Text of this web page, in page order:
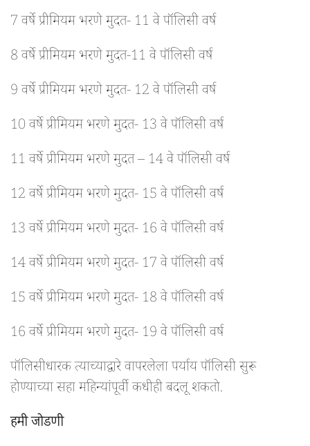
7 वर्षे प्रीमियम भरणे मुदत- 11 वे पॉलिसी वर्ष
8 वर्षे प्रीमियम भरणे मुदत-11 वे पॉलिसी वर्ष
9 वर्षे प्रीमियम भरणे मुदत- 12 वे पॉलिसी वर्ष
10 वर्षे प्रीमियम भरणे मुदत- 13 वे पॉलिसी वर्ष
11 वर्षे प्रीमियम भरणे मुदत – 14 वे पॉलिसी वर्ष
12 वर्षे प्रीमियम भरणे मुदत- 15 वे पॉलिसी वर्ष
13 वर्षे प्रीमियम भरणे मुदत- 16 वे पॉलिसी वर्ष
14 वर्षे प्रीमियम भरणे मुदत- 17 वे पॉलिसी वर्ष
15 वर्षे प्रीमियम भरणे मुदत- 18 वे पॉलिसी वर्ष
16 वर्षे प्रीमियम भरणे मुदत- 19 वे पॉलिसी वर्ष
पॉलिसीधारक त्याच्याद्वारे वापरलेला पर्याय पॉलिसी सुरू
होण्याच्या सहा महिन्यांपूर्वी कधीही बदलू शकतो.
हमी जोडणी